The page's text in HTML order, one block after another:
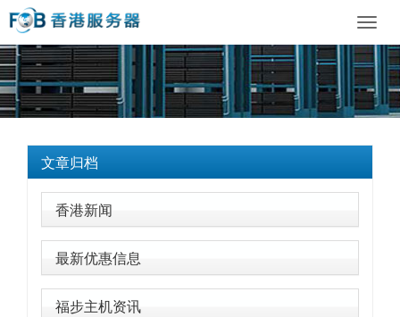
文章归档
香港新闻
最新优惠信息
福步主机资讯